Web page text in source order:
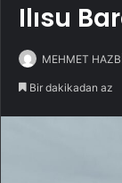
Ilısu
MEHMET
Bir dakikadan az